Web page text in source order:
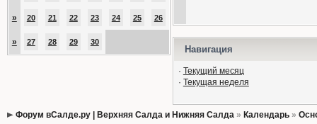
» 20 21 22 23 24 25 26
» 27 28 29 30
Навигация
· Текущий месяц
· Текущая неделя
Форум вСалде.ру | Верхняя Салда и Нижняя Салда» Календарь»